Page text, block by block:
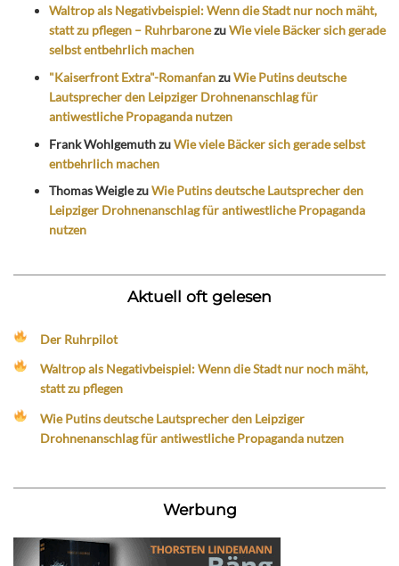
Waltrop als Negativbeispiel: Wenn die Stadt nur noch mäht,
statt zu pflegen – RuhrbaronezuWie viele Bäcker sich gerade
selbst entbehrlich machen
"Kaiserfront Extra"-RomanfanzuWie Putins deutsche
Lautsprecher den Leipziger Drohnenanschlag für
antiwestliche Propaganda nutzen
Frank WohlgemuthzuWie viele Bäcker sich gerade selbst
entbehrlich machen
Thomas WeiglezuWie Putins deutsche Lautsprecher den
Leipziger Drohnenanschlag für antiwestliche Propaganda
nutzen
Aktuell oft gelesen
Der Ruhrpilot
Waltrop als Negativbeispiel: Wenn die Stadt nur noch mäht,
statt zu pflegen
Wie Putins deutsche Lautsprecher den Leipziger
Drohnenanschlag für antiwestliche Propaganda nutzen
Werbung